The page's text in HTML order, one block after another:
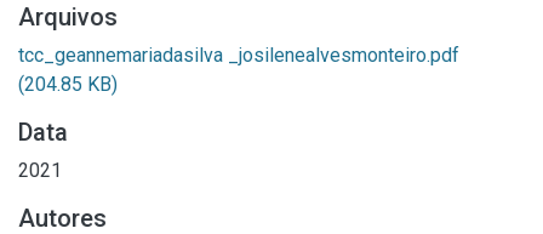
Arquivos
tcc_geannemariadasilva _josilenealvesmonteiro.pdf
(204.85 KB)
Data
2021
Autores